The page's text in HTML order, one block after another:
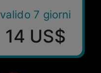
valido 7 giorni
14 US$